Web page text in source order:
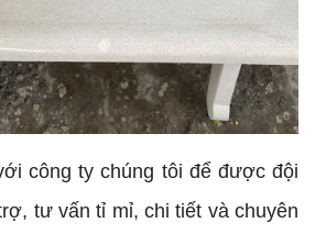
công ty chúng tôi để được đội
tư vấn tỉ mỉ, chi tiết và chuyên